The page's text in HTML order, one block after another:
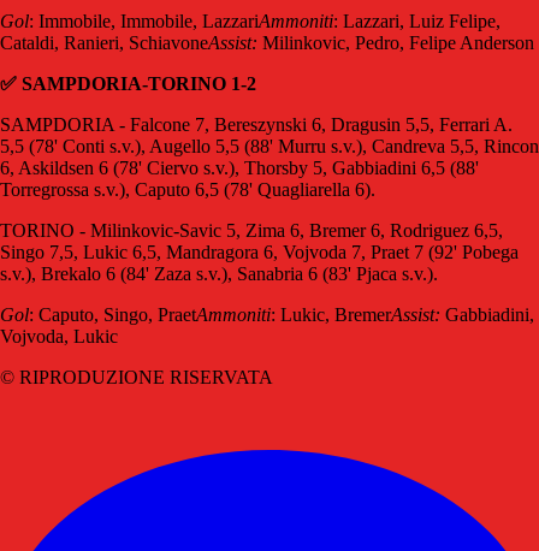
Gol: Immobile, Immobile, LazzariAmmoniti: Lazzari, Luiz Felipe,
Cataldi, Ranieri, SchiavoneAssist: Milinkovic, Pedro, Felipe Anderson
✅ SAMPDORIA-TORINO 1-2
SAMPDORIA - Falcone 7, Bereszynski 6, Dragusin 5,5, Ferrari A.
5,5 (78' Conti s.v.), Augello 5,5 (88' Murru s.v.), Candreva 5,5, Rincon
6, Askildsen 6 (78' Ciervo s.v.), Thorsby 5, Gabbiadini 6,5 (88'
Torregrossa s.v.), Caputo 6,5 (78' Quagliarella 6).
TORINO - Milinkovic-Savic 5, Zima 6, Bremer 6, Rodriguez 6,5,
Singo 7,5, Lukic 6,5, Mandragora 6, Vojvoda 7, Praet 7 (92' Pobega
s.v.), Brekalo 6 (84' Zaza s.v.), Sanabria 6 (83' Pjaca s.v.).
Gol: Caputo, Singo, PraetAmmoniti: Lukic, BremerAssist: Gabbiadini,
Vojvoda, Lukic
© RIPRODUZIONE RISERVATA